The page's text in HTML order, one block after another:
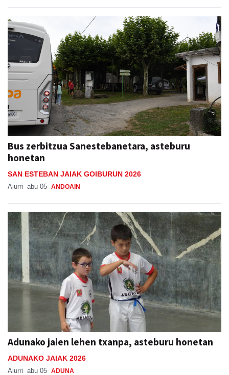
Bus zerbitzua Sanestebanetara, asteburu
honetan
SAN ESTEBAN JAIAK GOIBURUN 2026
Aiurri abu 05 ANDOAIN
Adunako jaien lehen txanpa, asteburu honetan
ADUNAKO JAIAK 2026
Aiurri abu 05 ADUNA